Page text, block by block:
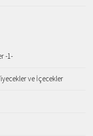
-1-
ve İçecekler